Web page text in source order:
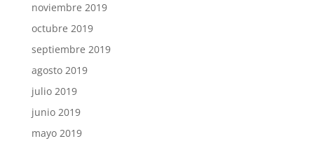
noviembre 2019
octubre 2019
septiembre 2019
agosto 2019
julio 2019
junio 2019
mayo 2019